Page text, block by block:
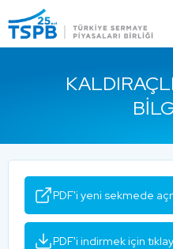
Close
PDF'i yeni sekmede
PDF'i indirmek için